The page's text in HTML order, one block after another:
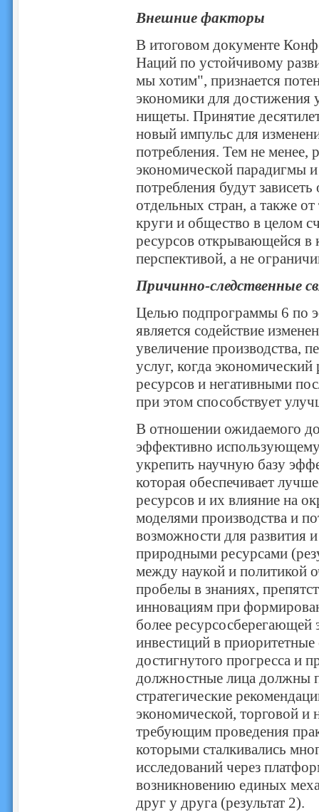
Внешние факторы
В итоговом документе
Наций по устойчивому
мы хотим", признается
экономики для достижения
нищеты. Принятие
новый импульс для
потребления. Тем не менее,
экономической парадигмы
потребления будут
отдельных стран, а также
круги и общество в целом
ресурсов открывающейся в
перспективой, а не
Причинно-следственные
Целью подпрограммы 6 по
является содействие
увеличение производства,
услуг, когда экономический
ресурсов и негативными
при этом способствует
В отношении ожидаемого
эффективно
укрепить научную базу
которая обеспечивает
ресурсов и их влияние на
моделями производства и
возможности для развития
природными ресурсами
между наукой и политикой
пробелы в знаниях,
инновациям при
более
инвестиций в приоритетные
достигнутого прогресса и
должностные лица должны
стратегические
экономической, торговой
требующим проведения
которыми сталкивались
исследований через
возникновению единых
друг у друга (результат 2).